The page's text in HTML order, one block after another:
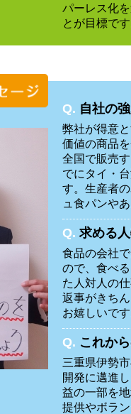
パーレス化
とが目標です
Q. 自社の
弊社が得意
価値の商品
全国で販売
でにタイ・
す。生産者
ュ食パンや
Q. 求める
食品の会社
ので、食べ
た人対人の
返事がきち
お嬉しいです
Q. これか
三重県伊勢
開発に邁進
益の一部を
提供やボラ